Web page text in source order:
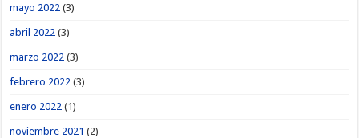
mayo 2022 (3)
abril 2022 (3)
marzo 2022 (3)
febrero 2022 (3)
enero 2022 (1)
noviembre 2021 (2)